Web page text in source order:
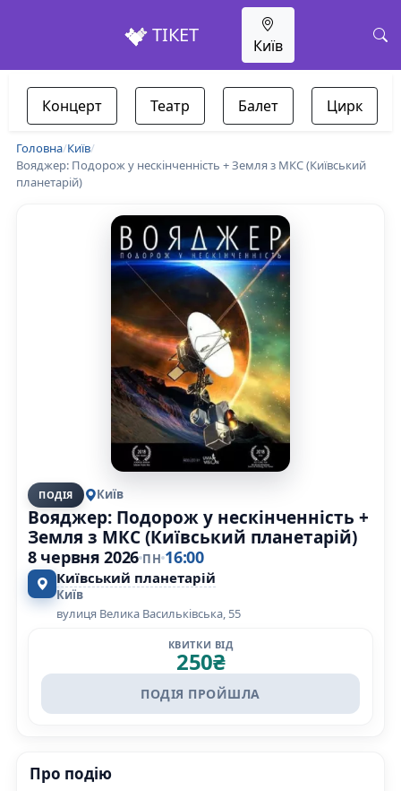
ТІКЕТ Київ
Концерт Театр Балет Цирк
Головна/Київ/
Вояджер: Подорож у нескінченність + Земля з МКС (Київський
планетарій)
ПОДІЯ Київ
Вояджер: Подорож у нескінченність +
Земля з МКС (Київський планетарій)
8 червня 2026 ПН 16:00
Київський планетарій
Київ
вулиця Велика Васильківська, 55
КВИТКИ ВІД
250₴
ПОДІЯ ПРОЙШЛА
Про подію